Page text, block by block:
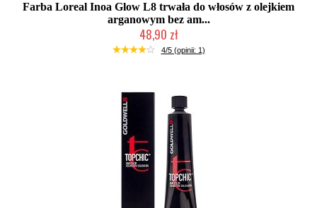
Farba Loreal Inoa Glow L8 trwała do włosów z olejkiem
arganowym bez am...
48,90 zł
Produkt wycofany
4/5 (opinii: 1)